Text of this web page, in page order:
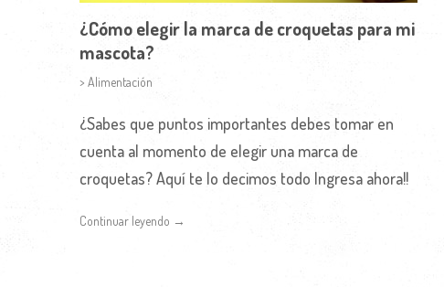
¿Cómo elegir la marca de croquetas para mi
mascota?
> Alimentación
¿Sabes que puntos importantes debes tomar en
cuenta al momento de elegir una marca de
croquetas? Aquí te lo decimos todo Ingresa ahora!!
Continuar leyendo →